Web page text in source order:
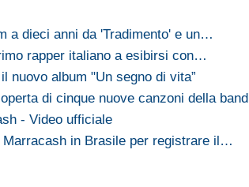
a dieci anni da 'Tradimento' e un…
rapper italiano a esibirsi con…
nuovo album "Un segno di vita”
di cinque nuove canzoni della band
- Video ufficiale
Marracash in Brasile per registrare il…